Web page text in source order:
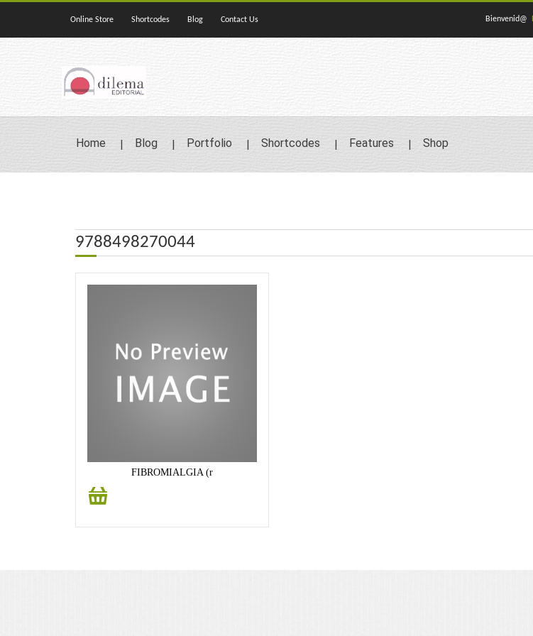
Online Store Shortcodes Blog Contact Us Bienvenid@
Home Blog Portfolio Shortcodes Features Shop
9788498270044
FIBROMIALGIA (r